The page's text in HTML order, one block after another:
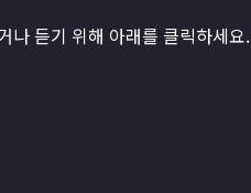
나 듣기 위해 아래를 클릭하세요.